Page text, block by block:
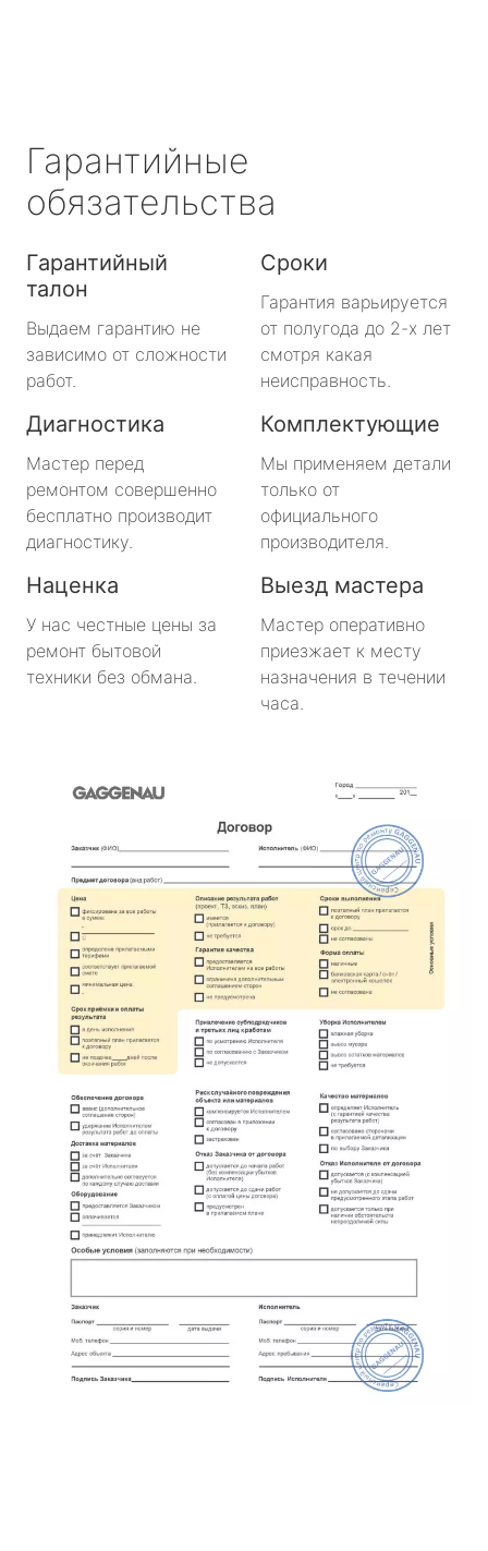
Гарантийные
обязательства
Гарантийный
талон
Выдаем гарантию не
зависимо от сложности
работ.
Сроки
Гарантия варьируется
от полугода до 2-х лет
смотря какая
неисправность.
Диагностика
Мастер перед
ремонтом совершенно
бесплатно производит
диагностику.
Комплектующие
Мы применяем детали
только от
официального
производителя.
Наценка
У нас честные цены за
ремонт бытовой
техники без обмана.
Выезд мастера
Мастер оперативно
приезжает к месту
назначения в течении
часа.